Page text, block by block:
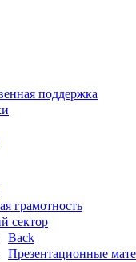
поддержка
грамотность
сектор
Back
Презентационные